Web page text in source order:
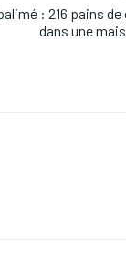
: 216 pains
dans une